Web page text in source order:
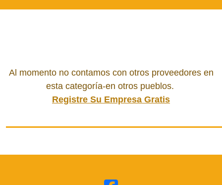
Al momento no contamos con otros proveedores en
esta categoría-en otros pueblos.
Registre Su Empresa Gratis